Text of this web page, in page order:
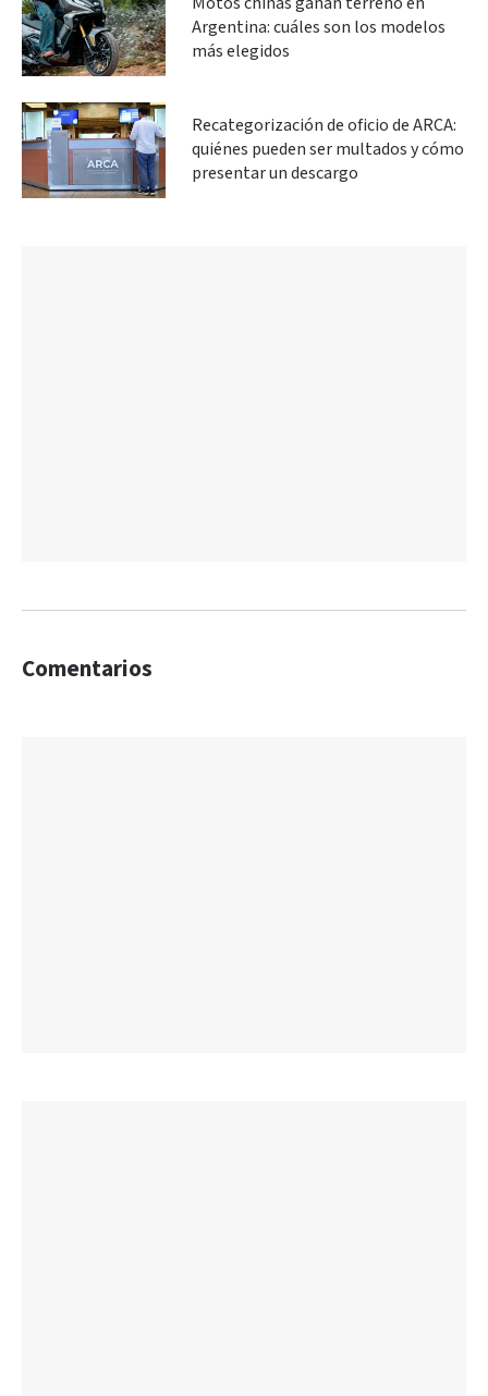
Argentina: cuáles son los modelos
más elegidos
Recategorización de oficio de ARCA:
quiénes pueden ser multados y cómo
presentar un descargo
Comentarios